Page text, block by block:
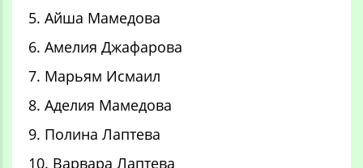
5. Айша Мамедова
6. Амелия Джафарова
7. Марьям Исмаил
8. Аделия Мамедова
9. Полина Лаптева
10. Варвара Лаптева